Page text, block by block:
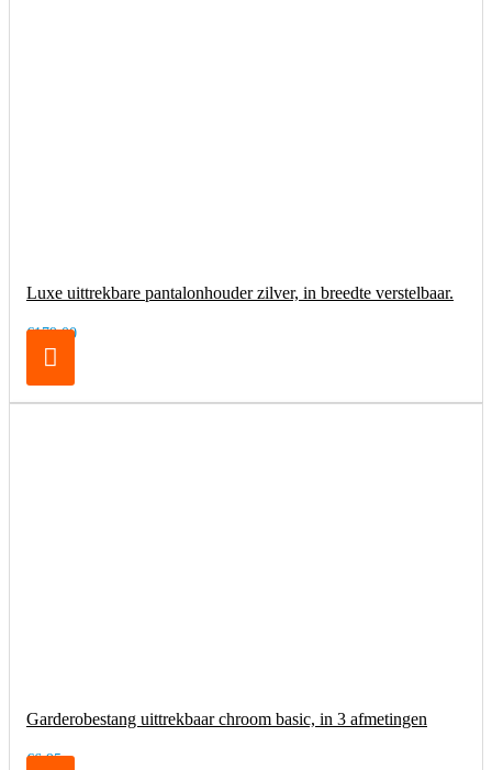
Luxe uittrekbare pantalonhouder zilver, in breedte verstelbaar.
€179,00
Garderobestang uittrekbaar chroom basic, in 3 afmetingen
€6,95